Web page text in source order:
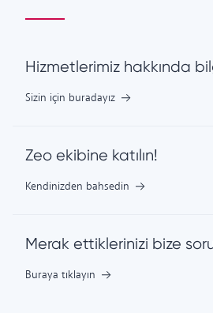
Hizmetlerimiz hakkında
Sizin için buradayız
Zeo ekibine katılın!
Kendinizden bahsedin
Merak ettiklerinizi bize
Buraya tıklayın